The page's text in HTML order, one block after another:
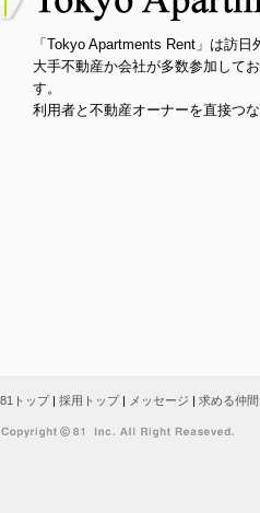
「Tokyo Apartments Rent」は訪
大手不動産か会社が多数参加して
す。
利用者と不動産オーナーを直接つ
81トップ| 採用トップ| メッセージ | 求める仲間